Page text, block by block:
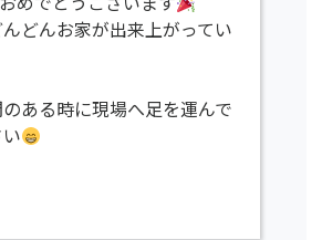
どんお家が出来上がってい
ある時に現場へ足を運んで